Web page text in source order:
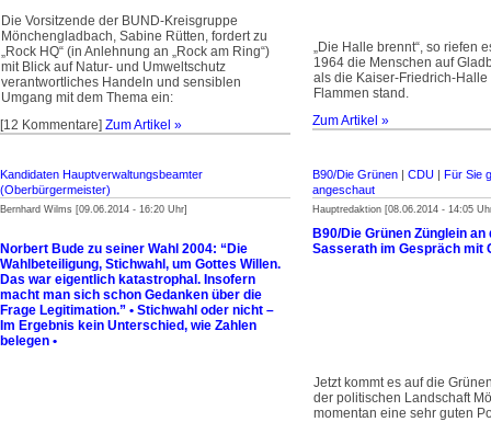
Die Vorsitzende der BUND-Kreisgruppe
Mönchengladbach, Sabine Rütten, fordert zu
„Rock HQ“ (in Anlehnung an „Rock am Ring“)
mit Blick auf Natur- und Umweltschutz
verantwortliches Handeln und sensiblen
Umgang mit dem Thema ein:
[12 Kommentare] Zum Artikel »
„Die Halle brennt“, so riefen
1964 die Menschen auf
als die Kaiser-Friedrich-
Flammen stand.
Zum Artikel »
Kandidaten Hauptverwaltungsbeamter
(Oberbürgermeister)
Bernhard Wilms [09.06.2014 - 16:20 Uhr]
Norbert Bude zu seiner Wahl 2004: “Die
Wahlbeteiligung, Stichwahl, um Gottes Willen.
Das war eigentlich katastrophal. Insofern
macht man sich schon Gedanken über die
Frage Legitimation.” • Stichwahl oder nicht –
Im Ergebnis kein Unterschied, wie Zahlen
belegen •
B90/Die Grünen | CDU | Für Sie
angeschaut
Hauptredaktion [08.06.2014 - 14:05
B90/Die Grünen Zünglein an
Sasserath im Gespräch mit
Jetzt kommt es auf die
der politischen Landschaft
momentan eine sehr guten